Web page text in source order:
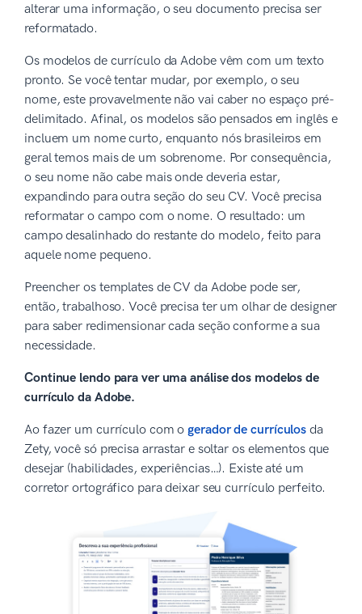
alterar uma informação, o seu documento precisa ser
reformatado.
Os modelos de currículo da Adobe vêm com um texto
pronto. Se você tentar mudar, por exemplo, o seu
nome, este provavelmente não vai caber no espaço pré-
delimitado. Afinal, os modelos são pensados em inglês e
incluem um nome curto, enquanto nós brasileiros em
geral temos mais de um sobrenome. Por consequência,
o seu nome não cabe mais onde deveria estar,
expandindo para outra seção do seu CV. Você precisa
reformatar o campo com o nome. O resultado: um
campo desalinhado do restante do modelo, feito para
aquele nome pequeno.
Preencher os templates de CV da Adobe pode ser,
então, trabalhoso. Você precisa ter um olhar de designer
para saber redimensionar cada seção conforme a sua
necessidade.
Continue lendo para ver uma análise dos modelos de
currículo da Adobe.
Ao fazer um currículo com ogerador de currículos da
Zety, você só precisa arrastar e soltar os elementos que
desejar (habilidades, experiências…). Existe até um
corretor ortográfico para deixar seu currículo perfeito.